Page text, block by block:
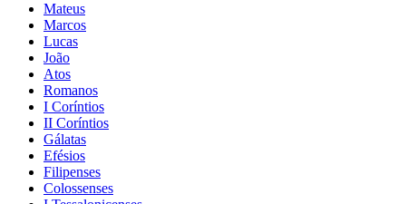
Mateus
Marcos
Lucas
João
Atos
Romanos
I Coríntios
II Coríntios
Gálatas
Efésios
Filipenses
Colossenses